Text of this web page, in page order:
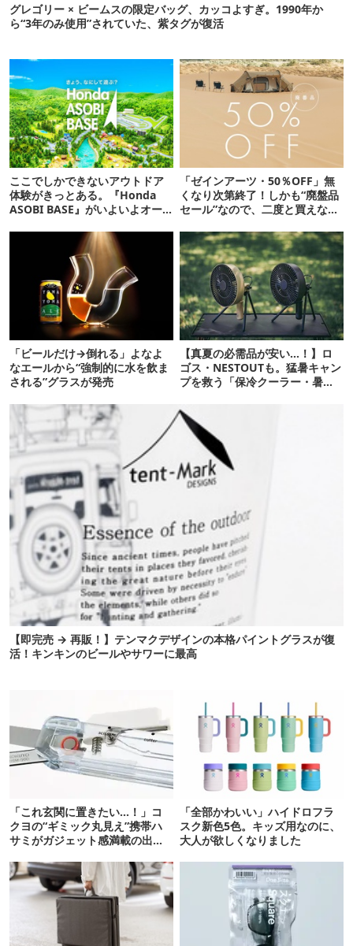
グレゴリー × ビームスの限定バッグ、カッコよすぎ。1990年か
ら“3年のみ使用”されていた、紫タグが復活
ここでしかできないアウトドア
体験がきっとある。『Honda
ASOBI BASE』がいよいよオー
「ゼインアーツ・50％OFF」無
くなり次第終了！しかも“廃盤品
セール”なので、二度と買えない
「ビールだけ→倒れる」よなよ
なエールから“強制的に水を飲ま
される”グラスが発売
【真夏の必需品が安い…！】ロ
ゴス・NESTOUTも。猛暑キャン
プを救う「保冷クーラー・暑さ
【即完売 → 再販！】テンマクデザインの本格パイントグラスが復
活！キンキンのビールやサワーに最高
「これ玄関に置きたい…！」コ
クヨの“ギミック丸見え”携帯ハ
サミがガジェット感満載の出来
「全部かわいい」ハイドロフラ
スク新色5色。キッズ用なのに、
大人が欲しくなりました